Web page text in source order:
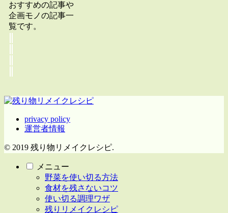
おすすめの記事や
企画モノの記事一
覧です。
privacy policy
運営者情報
© 2019 残り物リメイクレシピ.
メニュー
野菜を使い切る方法
食材を残さないコツ
使い切る調理ワザ
残りリメイクレシピ